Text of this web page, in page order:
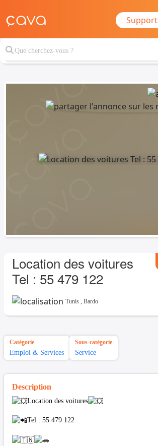
Support
Location des voitures
Tel : 55 479 122
Tunis , Bardo
Catégorie
Emploi & Services
Sous-catégorie
Service
Description
Location des voitures
Tel : 55 479 122